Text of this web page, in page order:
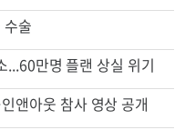
술
...60만명 플랜 상실 위기
앤아웃 참사 영상 공개